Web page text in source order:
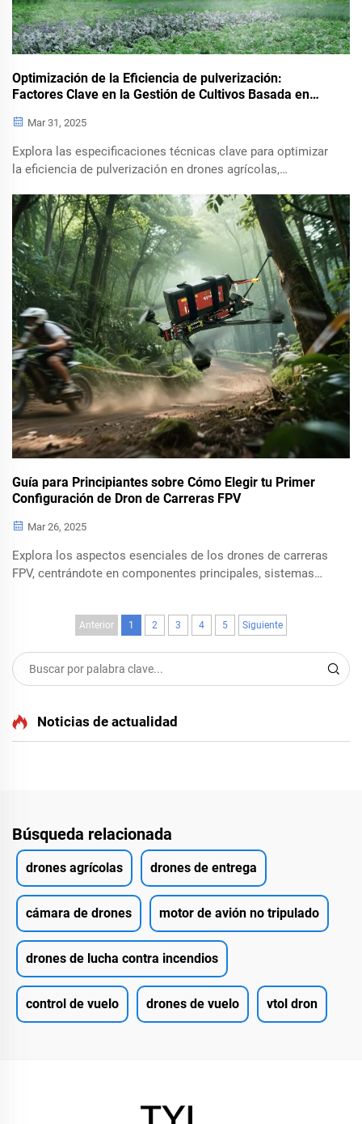
Optimización de la Eficiencia de pulverización:
Factores Clave en la Gestión de Cultivos Basada en
Mar 31, 2025
Explora las especificaciones técnicas clave para optimizar
la eficiencia de pulverización en drones agrícolas,
y los sistemas de navegación como el mapeo GPS y la
evitación de obstáculos. Descubre los principales modelos
de drones agrícolas y profundiza en los factores
ambientales que impactan la efectividad de la
pulverización.
Guía para Principiantes sobre Cómo Elegir tu Primer
Configuración de Dron de Carreras FPV
Mar 26, 2025
Explora los aspectos esenciales de los drones de carreras
FPV, centrándote en componentes principales, sistemas
carreras de drones ahora!
Anterior 1 2 3 4 5 Siguiente
Noticias de actualidad
Búsqueda relacionada
drones agrícolas drones de entrega
cámara de drones motor de avión no tripulado
drones de lucha contra incendios
control de vuelo drones de vuelo vtol dron